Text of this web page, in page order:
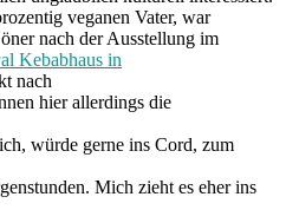
veganen Vater, war
nach der Ausstellung im
Kebabhaus in
nach
hier allerdings die
würde gerne ins Cord, zum
Mich zieht es eher ins